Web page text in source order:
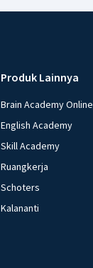
Produk Lainnya
Brain Academy Online
English Academy
Skill Academy
Ruangkerja
Schoters
Kalananti